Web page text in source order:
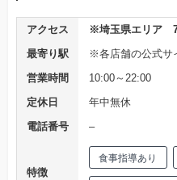
アクセス
※埼玉県エリア 7
最寄り駅
※各店舗の公式サ
営業時間
10:00～22:00
定休日
年中無休
電話番号
–
特徴
食事指導あり